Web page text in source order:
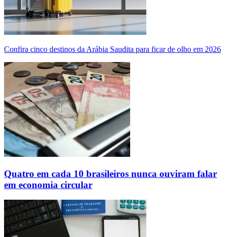
Confira cinco destinos da Arábia Saudita para ficar de olho em 2026
Quatro em cada 10 brasileiros nunca ouviram falar
em economia circular